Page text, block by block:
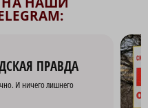
ПРАВДА
И ничего лишнего